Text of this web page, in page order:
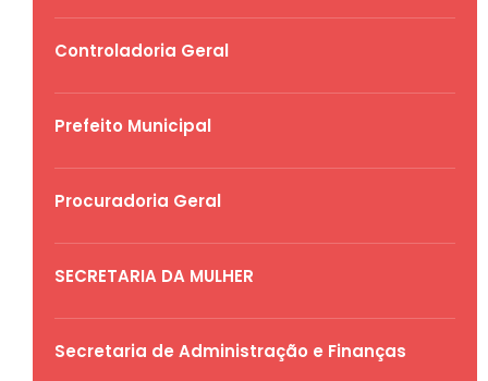
Controladoria Geral
Prefeito Municipal
Procuradoria Geral
SECRETARIA DA MULHER
Secretaria de Administração e Finanças